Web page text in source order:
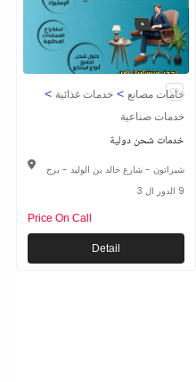
خامات مصانع > خدمات غذائية >
خدمات صناعية
خدمات شحن دولية
شيراتون - شارع خالد بن الوليد - برج
9 الدور ال 3
Price On Call
Detail